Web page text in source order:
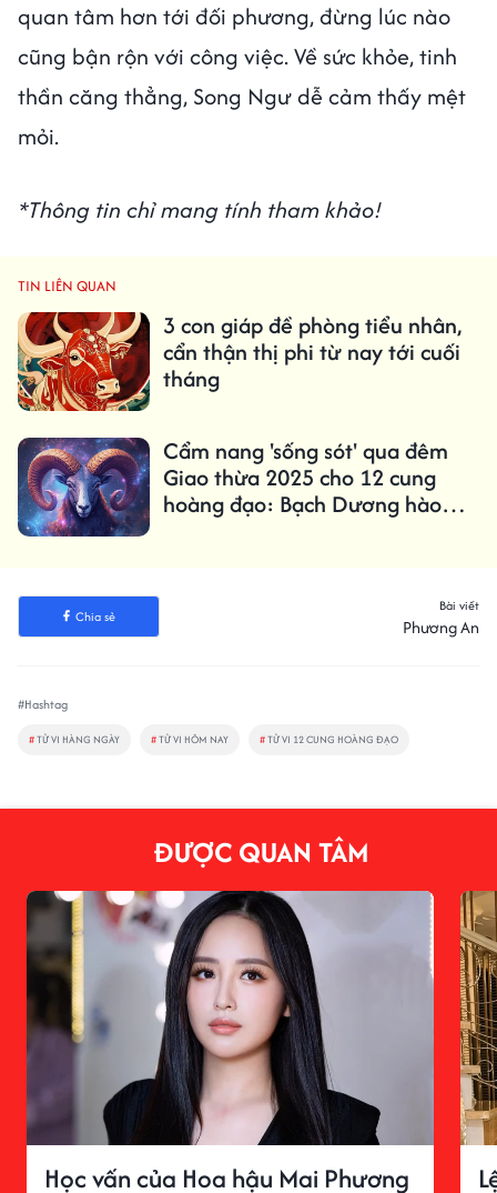
quan tâm hơn tới đối phương, đừng lúc nào
cũng bận rộn với công việc. Về sức khỏe, tinh
thần căng thẳng, Song Ngư dễ cảm thấy mệt
mỏi.
*Thông tin chỉ mang tính tham khảo!
TIN LIÊN QUAN
3 con giáp đề phòng tiểu nhân,
cẩn thận thị phi từ nay tới cuối
tháng
Cẩm nang 'sống sót' qua đêm
Giao thừa 2025 cho 12 cung
hoàng đạo: Bạch Dương hào
Chia sẻ
Bài viết
Phương An
#Hashtag
#TỬ VI HÀNG NGÀY #TỬ VI HÔM NAY #TỬ VI 12 CUNG HOÀNG ĐẠO
ĐƯỢC QUAN TÂM
Học vấn của Hoa hậu Mai Phương